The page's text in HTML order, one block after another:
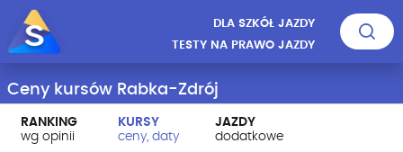
DLA SZKÓŁ JAZDY
TESTY NA PRAWO JAZDY
Ceny kursów Rabka-Zdrój
RANKING
wg opinii
KURSY
ceny, daty
JAZDY
dodatkowe